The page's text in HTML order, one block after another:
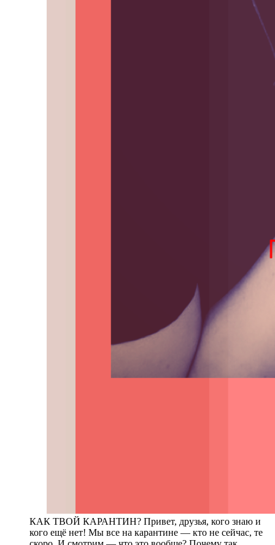
КАК ТВОЙ КАРАНТИН? Привет, друзья, кого знаю и
кого ещё нет! Мы все на карантине — кто не сейчас, те